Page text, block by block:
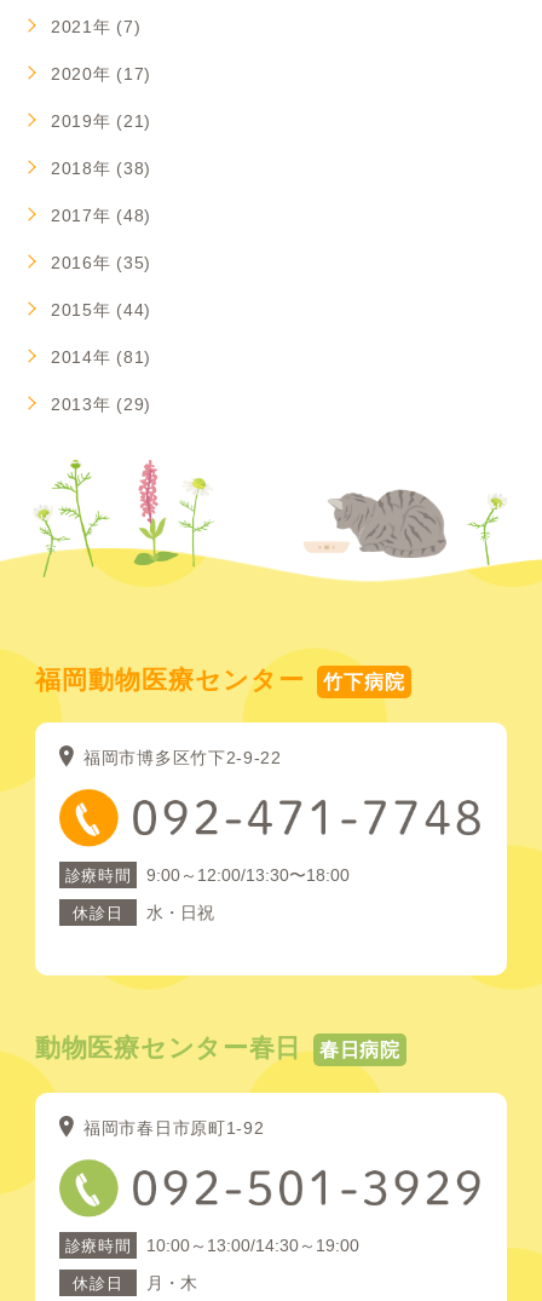
2021年 (7)
2020年 (17)
2019年 (21)
2018年 (38)
2017年 (48)
2016年 (35)
2015年 (44)
2014年 (81)
2013年 (29)
福岡動物医療センター 竹下病院
福岡市博多区竹下2-9-22
診療時間 9:00～12:00/13:30〜18:00
休診日 水・日祝
動物医療センター春日 春日病院
福岡市春日市原町1-92
診療時間 10:00～13:00/14:30～19:00
休診日 月・木